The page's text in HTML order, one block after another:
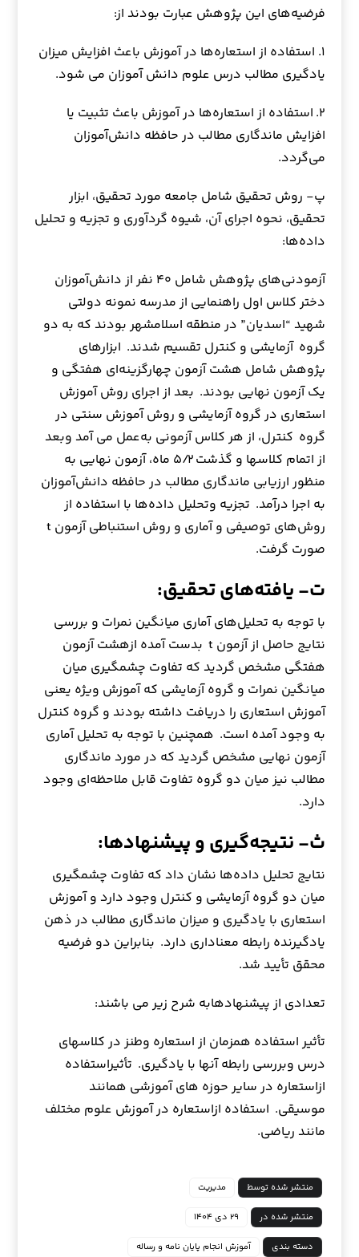
فرضیه‌های این پژوهش عبارت بودند از:
۱. استفاده از استعاره‌ها در آموزش باعث افزایش میزان
یادگیری مطالب درس علوم دانش آموزان می شود.
۲. استفاده از استعاره‌ها در آموزش باعث تثبیت یا
افزایش ماندگاری مطالب در حافظه دانش‌آموزان
می‌گردد.
پ- روش تحقیق شامل جامعه مورد تحقیق، ابزار
تحقیق، نحوه اجرای آن، شیوه گردآوری و تجزیه و تحلیل
داده‌ها:
آزمودنی‌های پژوهش شامل ۴۰ نفر از دانش‌آموزان
دختر کلاس اول راهنمایی از مدرسه نمونه دولتی
شهید “اسدیان” در منطقه اسلامشهر بودند که به دو
گروه آزمایشی و کنترل تقسیم شدند. ابزارهای
پژوهش شامل هشت آزمون چهارگزینه‌ای هفتگی و
یک آزمون نهایی بودند. بعد از اجرای روش آموزش
استعاری در گروه آزمایشی و روش آموزش سنتی در
گروه کنترل، از هر کلاس آزمونی به‌عمل می آمد وبعد
از اتمام کلاسها و گذشت ۵/۲ ماه‌، آزمون نهایی به
منظور ارزیابی ماندگاری مطالب در حافظه دانش‌آموزان
به اجرا درآمد. تجزیه وتحلیل داده‌ها با استفاده از
روش‌های توصیفی و آماری و روش استنباطی آزمون t
صورت گرفت.
ت- یافته‌های تحقیق:
با توجه به تحلیل‌های آماری میانگین نمرات و بررسی
نتایج حاصل از آزمون t بدست آمده ازهشت آزمون
هفتگی مشخص گردید که تفاوت چشمگیری میان
میانگین نمرات و گروه آزمایشی که آموزش ویژه یعنی
آموزش استعاری را دریافت داشته بودند و گروه کنترل
به وجود آمده است. همچنین با توجه به تحلیل آماری
آزمون نهایی مشخص گردید که در مورد ماندگاری
مطالب نیز میان دو گروه تفاوت قابل ملاحظه‌ای وجود
دارد.
ث- نتیجه‌گیری و پیشنهادها:
نتایج تحلیل داده‌ها نشان داد که تفاوت چشمگیری
میان دو گروه آزمایشی و کنترل وجود دارد و آموزش
استعاری با یادگیری و میزان ماندگاری مطالب در ذهن
یادگیرنده رابطه معناداری دارد. بنابراین دو فرضیه
محقق تأیید شد.
تعدادی از پیشنهادهابه شرح زیر می باشند:
تأثیر استفاده همزمان از استعاره وطنز در کلاسهای
درس وبررسی رابطه آنها با یادگیری. تأثیراستفاده
ازاستعاره در سایر حوزه های آموزشی همانند
موسیقی. استفاده ازاستعاره در آموزش علوم مختلف
مانند ریاضی.
منتشر شده توسط مدیریت
منتشر شده در ۲۹ دی ۱۴۰۴
دسته بندی آموزش انجام پایان نامه و رساله